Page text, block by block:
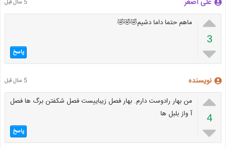
علی اصغر 5 سال قبل

3

ماهم حتما داما دشیم🤣🤣🤣
پاسخ
نویسنده 5 سال قبل

4

من بهار رادوست دارم. بهار فصل زیباییست فصل شکفتن برگ ها فصل
آ واز بلبل ها
پاسخ